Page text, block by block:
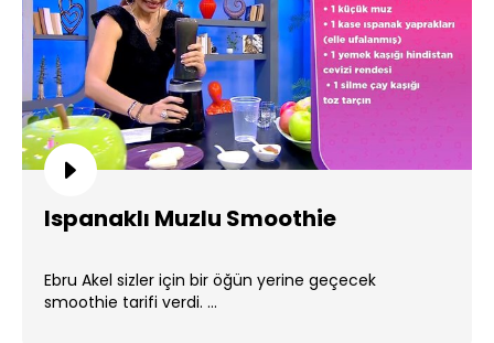
Ispanaklı Muzlu Smoothie
Ebru Akel sizler için bir öğün yerine geçecek
smoothie tarifi verdi. ...